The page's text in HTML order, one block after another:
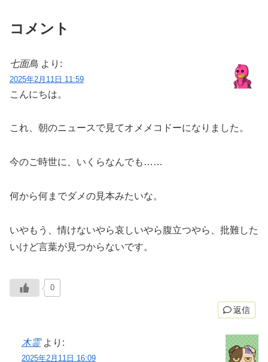
コメント
七面鳥 より:
2025年2月11日 11:59
こんにちは。
これ、朝のニュースで見てオメメコドーになりました。
今のご時世に、いくらなんでも……
何から何までダメの見本みたいな。
いやもう、情けないやら哀しいやら腹立つやら、批難した
いけど言葉が見つからないです。
0
返信
木霊 より:
2025年2月11日 16:09